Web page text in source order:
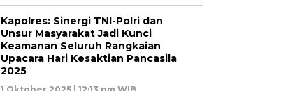
Kapolres: Sinergi TNI-Polri dan
Unsur Masyarakat Jadi Kunci
Keamanan Seluruh Rangkaian
Upacara Hari Kesaktian Pancasila
2025